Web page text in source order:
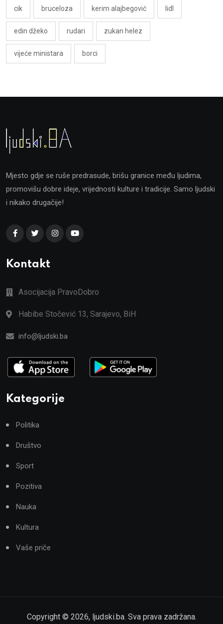
cik bruceloza kerim alajbegović lidl
edin džeko rudari zukan helez
vijeće ministara borci
Mjesto gdje se ruše predrasude, brišu granice među ljudima,
promovišu dobre ideje, vrijednosti kulture i tradicije. Samo ljudski
i nikako drugačije!
Kontakt
Asocijacija PravoDobro
Habibe Stočević 13, Sarajevo, BiH
info@ljudski.ba
Kategorije
Politika
Društvo
Sport
Pozitiva
Nauka
Kultura
Vaše priče
Copyright © 2026, ljudski.ba. Sva prava zadržana.